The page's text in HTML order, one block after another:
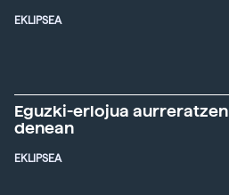
EKLIPSEA
Eguzki-erlojua aurreratzen
denean
EKLIPSEA